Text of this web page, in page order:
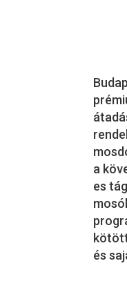
a
es
és